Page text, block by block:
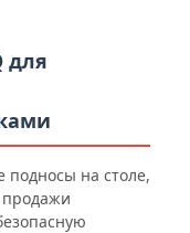
для
на столе,